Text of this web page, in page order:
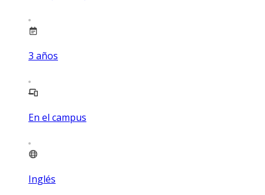
3 años
En el campus
Inglés